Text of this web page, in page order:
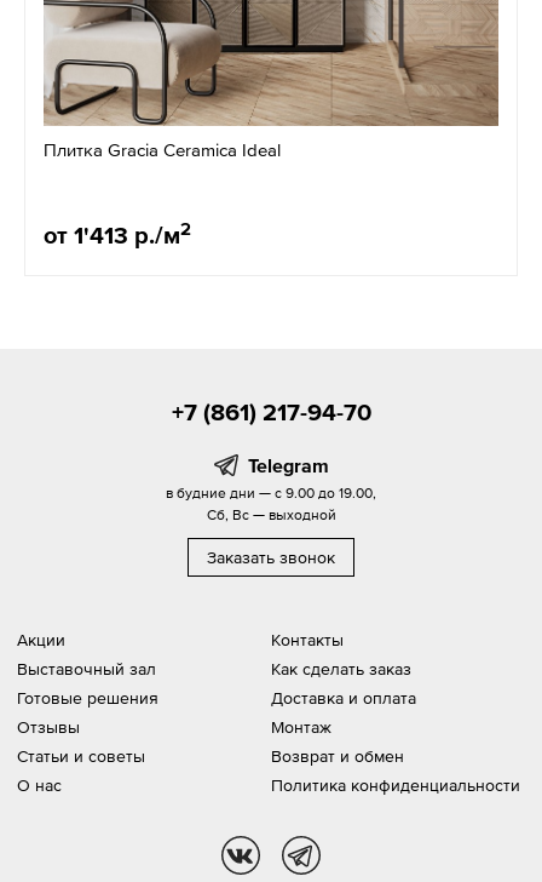
Плитка Gracia Ceramica Ideal
от 1'413 р./м2
Акции
Выставочный зал
Готовые решения
Отзывы
Статьи и советы
О нас
Контакты
Как сделать заказ
Доставка и оплата
Монтаж
Возврат и обмен
Политика конфиденциальности
+7 (861) 217-94-70
Telegram
в будние дни — с 9.00 до 19.00,
Сб, Вс — выходной
Заказать звонок